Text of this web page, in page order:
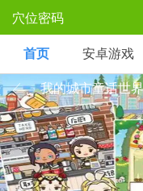
穴位密码
首页 安卓游戏
我的城市童话世
《我的城市：童话世界》
家将打造专属童话王国，融合